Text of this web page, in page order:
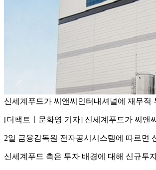
신세계푸드가 씨앤씨인터내셔널에 재무적
[더팩트ㅣ문화영 기자] 신세계푸드가 씨앤
2일 금융감독원 전자공시시스템에 따르면
신세계푸드 측은 투자 배경에 대해 신규투